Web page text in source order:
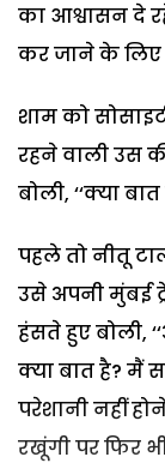
का आश्वासन दे
कर जाने के लिए
शाम को
रहने वाली उस
बोली, ‘‘क्या
पहले तो नीतू
उसे अपनी मुंबई
हंसते हुए बोली,
क्या बात है? मैं
परेशानी नहीं
रखूंगी पर फिर